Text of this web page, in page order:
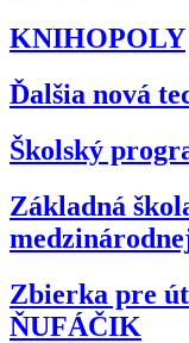
KNIHOPOLY
Ďalšia nová
Školský
Základná
Zbierka pre
ŇUFÁČIK